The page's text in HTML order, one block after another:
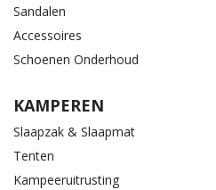
Sandalen
Accessoires
Schoenen Onderhoud
KAMPEREN
Slaapzak & Slaapmat
Tenten
Kampeeruitrusting